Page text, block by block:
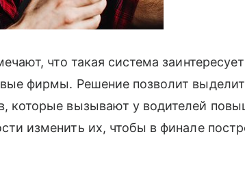
что такая система
фирмы. Решение позволит
которые вызывают у водителей
изменить их, чтобы в финале